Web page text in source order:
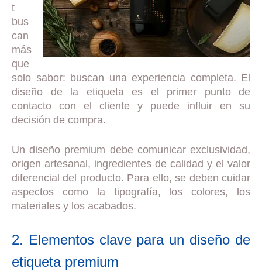
t
bus
can
más
que
solo sabor: buscan una experiencia completa. El
diseño de la etiqueta es el primer punto de
contacto con el cliente y puede influir en su
decisión de compra.
Un diseño premium debe comunicar exclusividad,
origen artesanal, ingredientes de calidad y el valor
diferencial del producto. Para ello, se deben cuidar
aspectos como la tipografía, los colores, los
materiales y los acabados.
2. Elementos clave para un diseño de
etiqueta premium